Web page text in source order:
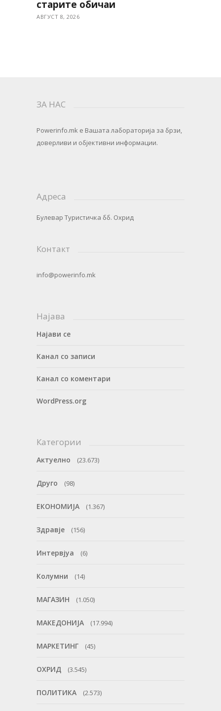
старите обичаи
АВГУСТ 8, 2026
ЗА НАС
Powerinfo.mk e Вашата лабораторија за брзи,
доверливи и објективни информации.
Адреса
Булевар Туристичка бб. Охрид
Контакт
info@powerinfo.mk
Најава
Најави се
Канал со записи
Канал со коментари
WordPress.org
Категории
Актуелно (23.673)
Друго (98)
ЕКОНОМИЈА (1.367)
Здравје (156)
Интервјуа (6)
Колумни (14)
МАГАЗИН (1.050)
МАКЕДОНИЈА (17.994)
МАРКЕТИНГ (45)
ОХРИД (3.545)
ПОЛИТИКА (2.573)